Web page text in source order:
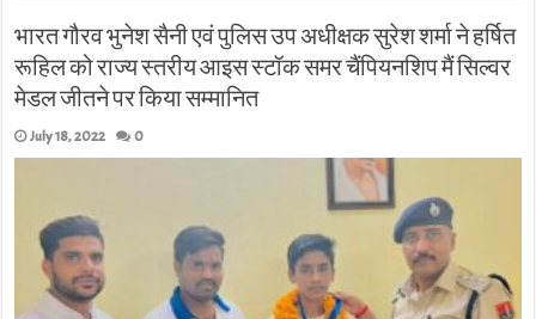
भारत गौरव भुनेश सैनी एवं पुलिस उप अधीक्षक सुरेश शर्मा ने हर्षित
रूहिल को राज्य स्तरीय आइस स्टॉक समर चैंपियनशिप मैं सिल्वर
मेडल जीतने पर किया सम्मानित
July 18, 2022 0